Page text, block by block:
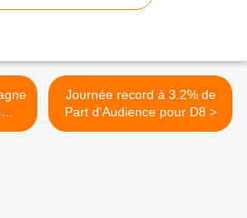
la
Journée record à 3.2% de
Part d'Audience pour D8 >